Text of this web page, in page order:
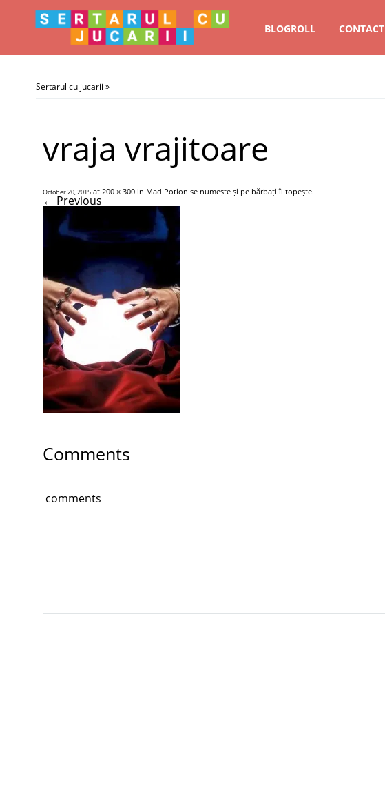
BLOGROLL CONTACT
Sertarul cu jucarii »
vraja vrajitoare
October 20, 2015 at 200 × 300 in Mad Potion se numește și pe bărbați îi topește.
← Previous
Comments
comments